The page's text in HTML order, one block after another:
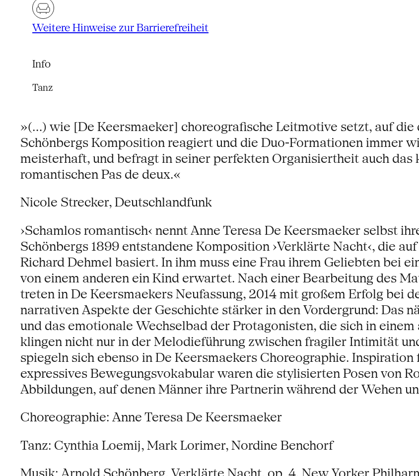
Weitere Hinweise zur Barrierefreiheit
Info
Tanz
»(...) wie [De Keersmaeker] choreografische Leit­motive setzt, auf
Schönbergs Komposition reagiert und die Duo-Formationen immer
meisterhaft, und befragt in seiner perfekten Organisiertheit auch
romantischen Pas de deux.«
Nicole Strecker, Deutschlandfunk
›Schamlos romantisch‹ nennt Anne Teresa De Keersmaeker selbst
Schönbergs 1899 entstandene Komposition ›Verklärte Nacht‹, die
Richard Dehmel basiert. In ihm muss eine Frau ihrem Geliebten bei
von einem anderen ein Kind erwartet. Nach einer Bearbeitung des
treten in De Keersmaekers Neufassung, 2014 mit großem Erfolg bei
narrativen Aspekte der Geschichte stärker in den Vordergrund: Das
und das emotionale Wechselbad der Protagonisten, die sich in
klingen nicht nur in der Melodieführung zwischen fragiler Intimität
spiegeln sich ebenso in De Keersmaekers Choreographie.
expressives Bewegungsvokabular waren die stylisierten Posen von
Abbildungen, auf denen Männer ihre Partnerin während der Wehen
Choreographie: Anne Teresa De Keersmaeker
Tanz: Cynthia Loemij, Mark Lorimer, Nordine Benchorf